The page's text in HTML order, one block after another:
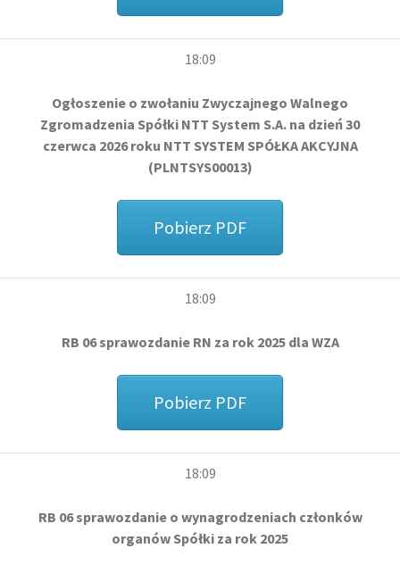
18:09
Ogłoszenie o zwołaniu Zwyczajnego Walnego
Zgromadzenia Spółki NTT System S.A. na dzień 30
czerwca 2026 roku NTT SYSTEM SPÓŁKA AKCYJNA
(PLNTSYS00013)
Pobierz PDF
18:09
RB 06 sprawozdanie RN za rok 2025 dla WZA
Pobierz PDF
18:09
RB 06 sprawozdanie o wynagrodzeniach członków
organów Spółki za rok 2025